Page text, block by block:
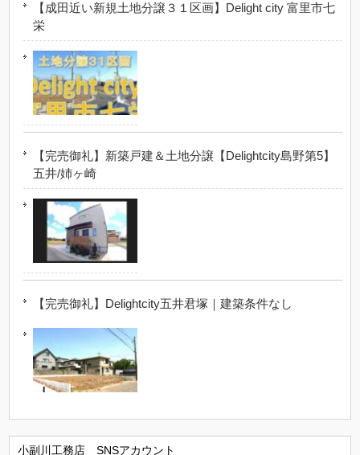
【成田近い新規土地分譲３１区画】Delight city 富里市七
栄
【完売御礼】新築戸建＆土地分譲【Delightcity島野第5】
五井/姉ヶ崎
【完売御礼】Delightcity五井君塚｜建築条件なし
小副川工務店 SNSアカウント